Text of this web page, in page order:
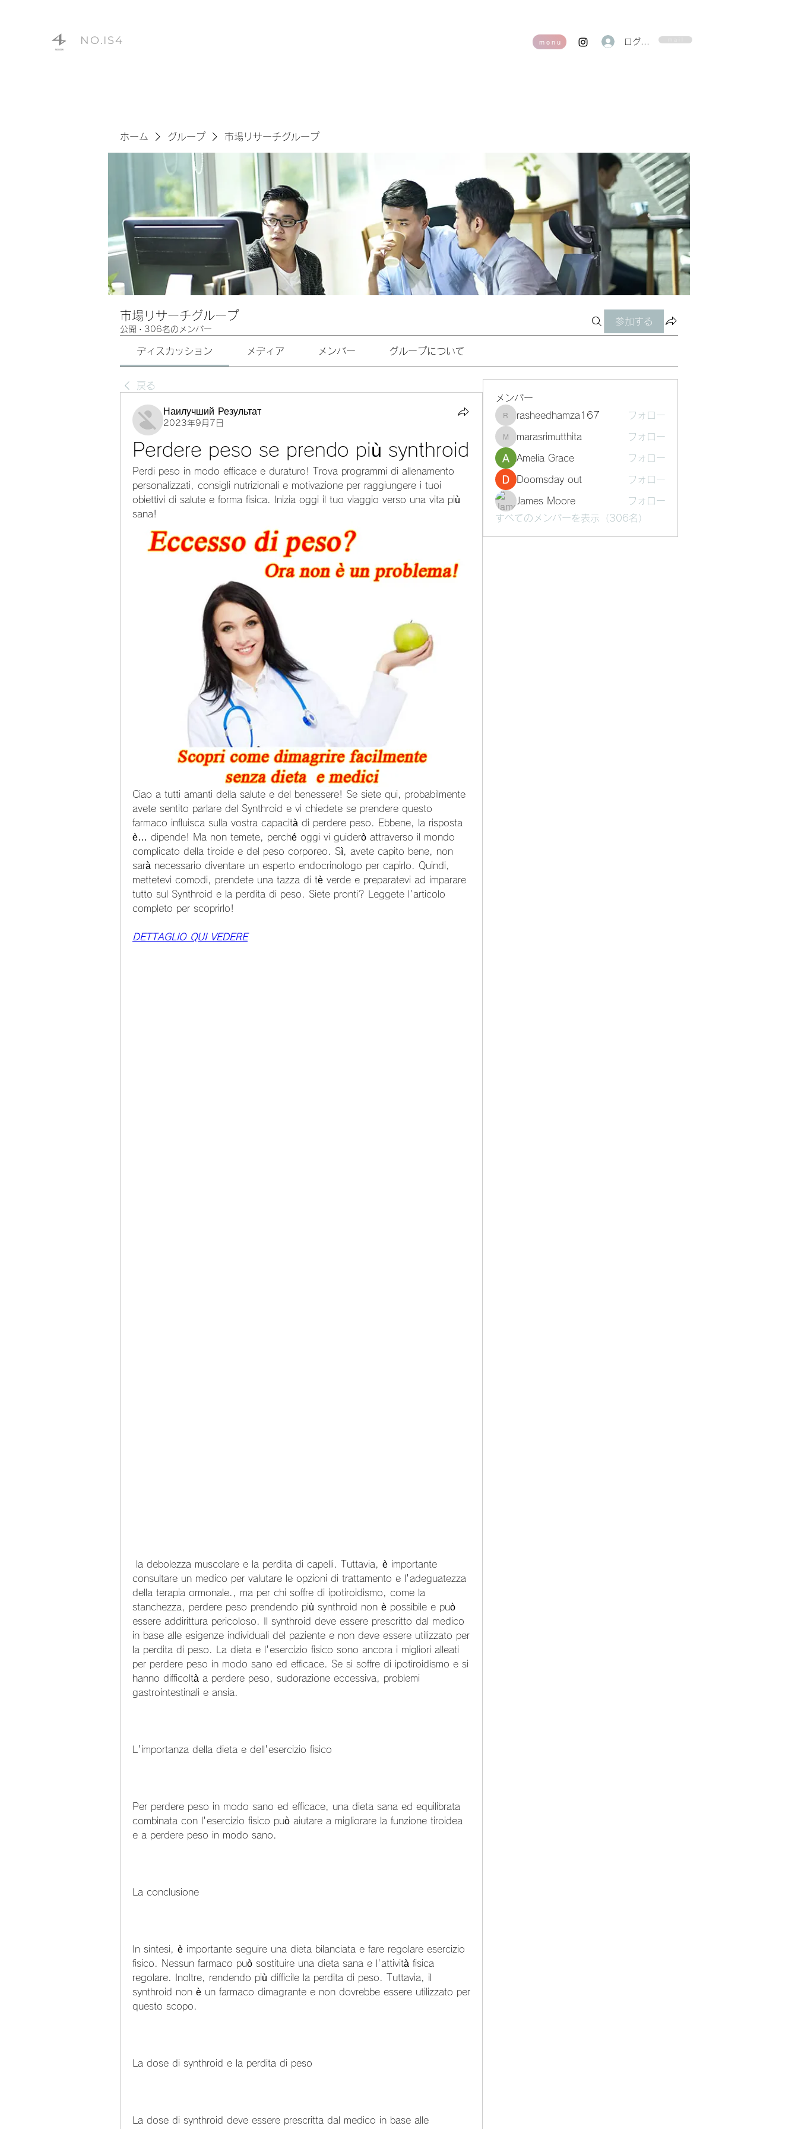
NO.IS4 m e n u ログイン
ホーム グループ 市場リサーチグループ
市場リサーチグループ
公開 · 306名のメンバー
参加する
ディスカッション メディア メンバー グループについて
戻る
Наилучший Результат
2023年9月7日
Perdere peso se prendo più synthroid
Perdi peso in modo efficace e duraturo! Trova programmi di allenamento
personalizzati, consigli nutrizionali e motivazione per raggiungere i tuoi
obiettivi di salute e forma fisica. Inizia oggi il tuo viaggio verso una vita più
sana!
Ciao a tutti amanti della salute e del benessere! Se siete qui, probabilmente
avete sentito parlare del Synthroid e vi chiedete se prendere questo
farmaco influisca sulla vostra capacità di perdere peso. Ebbene, la risposta
è… dipende! Ma non temete, perché oggi vi guiderò attraverso il mondo
complicato della tiroide e del peso corporeo. Sì, avete capito bene, non
sarà necessario diventare un esperto endocrinologo per capirlo. Quindi,
mettetevi comodi, prendete una tazza di tè verde e preparatevi ad imparare
tutto sul Synthroid e la perdita di peso. Siete pronti? Leggete l'articolo
completo per scoprirlo!
DETTAGLIO QUI VEDERE
consultare un medico per valutare le opzioni di trattamento e l'adeguatezza
della terapia ormonale., ma per chi soffre di ipotiroidismo, come la
stanchezza, perdere peso prendendo più synthroid non è possibile e può
essere addirittura pericoloso. Il synthroid deve essere prescritto dal medico
in base alle esigenze individuali del paziente e non deve essere utilizzato per
la perdita di peso. La dieta e l'esercizio fisico sono ancora i migliori alleati
per perdere peso in modo sano ed efficace. Se si soffre di ipotiroidismo e si
hanno difficoltà a perdere peso, sudorazione eccessiva, problemi
gastrointestinali e ansia.
L'importanza della dieta e dell'esercizio fisico
Per perdere peso in modo sano ed efficace, una dieta sana ed equilibrata
combinata con l'esercizio fisico può aiutare a migliorare la funzione tiroidea
e a perdere peso in modo sano.
La conclusione
In sintesi, è importante seguire una dieta bilanciata e fare regolare esercizio
fisico. Nessun farmaco può sostituire una dieta sana e l'attività fisica
regolare. Inoltre, rendendo più difficile la perdita di peso. Tuttavia, il
synthroid non è un farmaco dimagrante e non dovrebbe essere utilizzato per
questo scopo.
La dose di synthroid e la perdita di peso
La dose di synthroid deve essere prescritta dal medico in base alle
メンバー
rasheedhamza167
rasheedhamza167 フォロー
marasrimutthita
marasrimutthita フォロー
Amelia Grace フォロー
Doomsday out フォロー
James Moore
フォロー
すべてのメンバーを表示（306名）